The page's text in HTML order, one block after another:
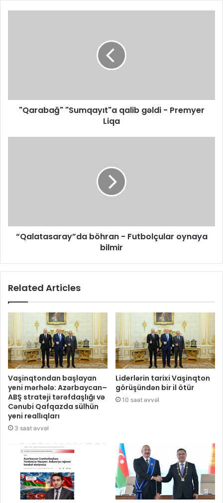
"Qarabağ" "Sumqayıt"a qalib gəldi - Premyer
Liqa
“Qalatasaray”da böhran - Futbolçular oynaya
bilmir
Related Articles
Vaşinqtondan başlayan
yeni mərhələ: Azərbaycan–
ABŞ strateji tərəfdaşlığı və
Cənubi Qafqazda sülhün
yeni reallıqları
3 saat əvvəl
Liderlərin tarixi Vaşinqton
görüşündən bir il ötür
10 saat əvvəl